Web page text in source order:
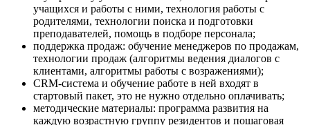
учащихся и работы с ними, технология работы с
родителями, технологии поиска и подготовки
преподавателей, помощь в подборе персонала;
поддержка продаж: обучение менеджеров по продажам,
технологии продаж (алгоритмы ведения диалогов с
клиентами, алгоритмы работы с возражениями);
CRM-система и обучение работе в ней входят в
стартовый пакет, это не нужно отдельно оплачивать;
методические материалы: программа развития на
каждую возрастную группу резидентов и пошаговая